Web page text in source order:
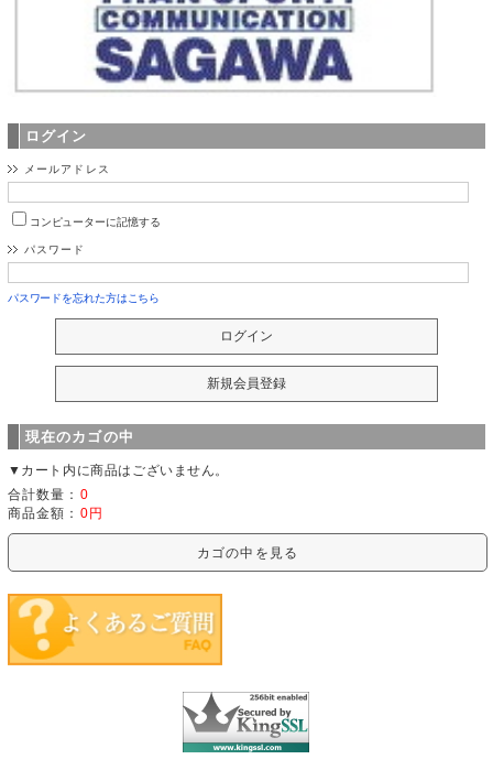
ログイン
メールアドレス
コンピューターに記憶する
パスワード
パスワードを忘れた方はこちら
現在のカゴの中
▼カート内に商品はございません。
合計数量： 0
商品金額： 0円
カゴの中を見る